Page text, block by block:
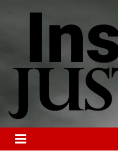
INSIDE-JUSTIZ